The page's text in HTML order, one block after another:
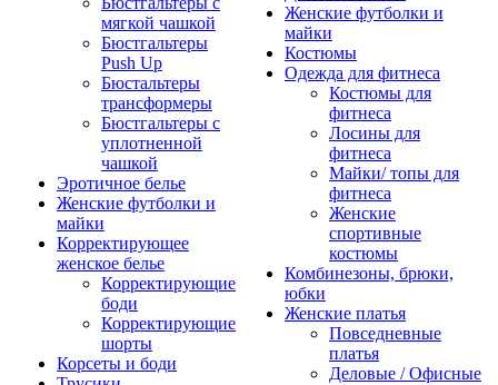
мягкой чашкой
Бюстгальтеры
Push Up
Бюстальтеры
трансформеры
Бюстгальтеры с
уплотненной
чашкой
Эротичное белье
Женские футболки и
майки
Корректирующее
женское белье
Корректирующие
боди
Корректирующие
шорты
Корсеты и боди
Женские футболки и
майки
Костюмы
Одежда для фитнеса
Костюмы для
фитнеса
Лосины для
фитнеса
Майки/ топы для
фитнеса
Женские
спортивные
костюмы
Комбинезоны, брюки,
юбки
Женские платья
Повседневные
платья
Деловые / Офисные